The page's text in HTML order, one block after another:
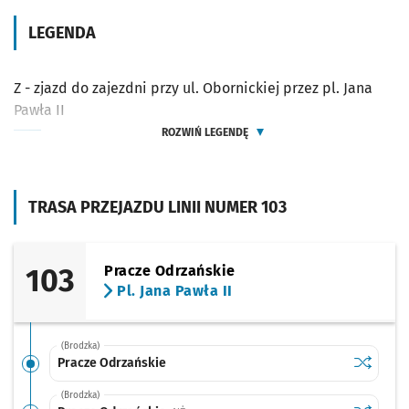
TRASA PRZEJAZDU LINII NUMER 103
103
Pracze Odrzańskie
Pl. Jana Pawła II
(Brodzka)
Pracze Odrzańskie Sprawdź
Pracze
(Brodzka)
LEGENDA
Z - zjazd do zajezdni przy ul. Obornickiej przez pl. Jana
Pawła II
ROZWIŃ LEGENDĘ